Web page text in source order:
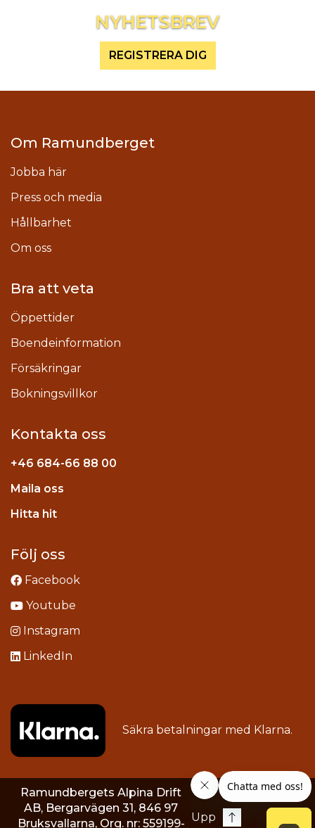
NYHETSBREV
REGISTRERA DIG
Om Ramundberget
Jobba här
Press och media
Hållbarhet
Om oss
Bra att veta
Öppettider
Boendeinformation
Försäkringar
Bokningsvillkor
Kontakta oss
+46 684-66 88 00
Maila oss
Hitta hitstagram
Följ oss
Facebook
Youtube
Instagram
LinkedIn
Säkra betalningar med Klarna.
Ramundbergets Alpina Drift
AB, Bergarvägen 31, 846 97
Bruksvallarna, Org. nr: 559199- Upp